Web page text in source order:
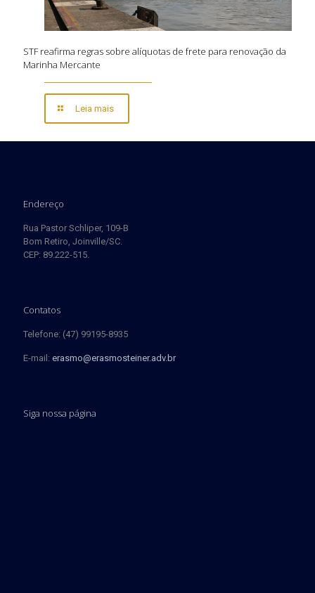
STF reafirma regras sobre alíquotas de frete para renovação da
Marinha Mercante
Leia mais
Endereço
Rua Pastor Schliper, 109-B
Bom Retiro, Joinville/SC.
CEP: 89.222-515.
Contatos
Telefone: (47) 99195-8935
E-mail: erasmo@erasmosteiner.adv.br
Siga nossa página